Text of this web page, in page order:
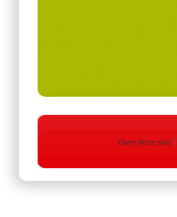
Over deze site